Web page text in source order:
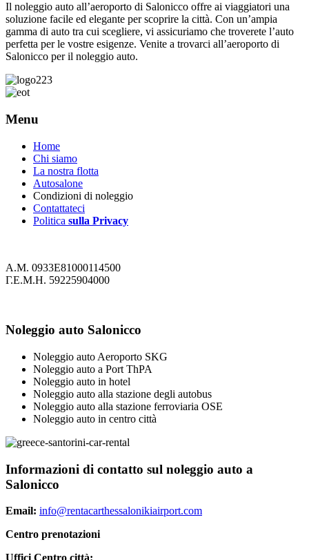
Il noleggio auto all’aeroporto di Salonicco offre ai viaggiatori una
soluzione facile ed elegante per scoprire la città. Con un’ampia
gamma di auto tra cui scegliere, vi assicuriamo che troverete l’auto
perfetta per le vostre esigenze. Venite a trovarci all’aeroporto di
Salonicco per il noleggio auto.
Menu
Home
Chi siamo
La nostra flotta
Autosalone
Condizioni di noleggio
Contattateci
Politica sulla Privacy
Α.Μ. 0933Ε81000114500
Γ.Ε.Μ.Η. 59225904000
Noleggio auto Salonicco
Noleggio auto Aeroporto SKG
Noleggio auto a Port ThPA
Noleggio auto in hotel
Noleggio auto alla stazione degli autobus
Noleggio auto alla stazione ferroviaria OSE
Noleggio auto in centro città
Informazioni di contatto sul noleggio auto a
Salonicco
Email: info@rentacarthessalonikiairport.com
Centro prenotazioni